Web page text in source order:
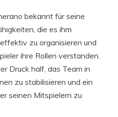
bekannt für seine
die es ihm
zu organisieren und
ihre Rollen verstanden.
Druck half, das Team in
zu stabilisieren und ein
seinen Mitspielern zu